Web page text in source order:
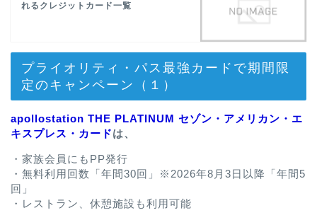
れるクレジットカード一覧
プライオリティ・パス最強カードで期間限
定のキャンペーン（１）
apollostation THE PLATINUM セゾン・アメリカン・エ
キスプレス・カードは、
・家族会員にもPP発行
・無料利用回数「年間30回」※2026年8月3日以降「年間5
回」
・レストラン、休憩施設も利用可能